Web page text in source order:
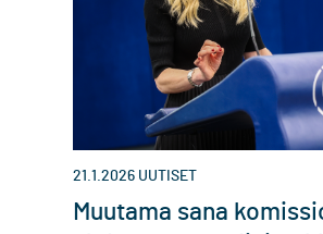
21.1.2026 UUTISET
Muutama sana